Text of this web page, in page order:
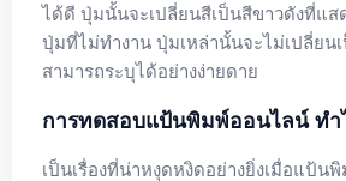
ได้ดี ปุ่มนั้นจะเปลี่ยนสีเป็นสีขาวดังที่แส
ปุ่มที่ไม่ทำงาน ปุ่มเหล่านั้นจะไม่เปลี่ย
สามารถระบุได้อย่างง่ายดาย
การทดสอบแป้นพิมพ์ออนไลน์ ทำ
เป็นเรื่องที่น่าหงุดหงิดอย่างยิ่งเมื่อแป้น